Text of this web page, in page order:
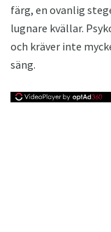
färg, en ovanlig
lugnare kvällar.
och kräver inte
säng.